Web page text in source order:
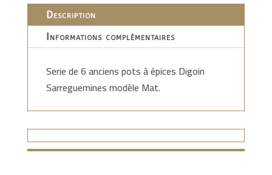
Description
Informations complémentaires
Serie de 6 anciens pots à épices Digoin
Sarreguemines modèle Mat.